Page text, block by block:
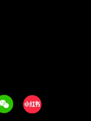
Xiaohongshu/